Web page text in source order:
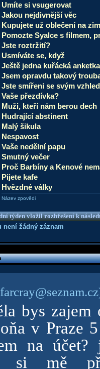
Umíte si vsugerovat
Jakou nejdivnější věc
Kupujete už oblečení na
Pomozte Syalce s filmem,
Jste roztržití?
Usmíváte se, když
Ještě jedna kuřácká
Jsem opravdu takový
Jste smířeni se svým
Vaše přezdívka?
Muži, kteří nám berou dech
Hudrající abstinent
Malý šikula
Nespavost
Vaše nedělní papu
Smutný večer
Proč Barbíny a Kenové
Pijete kafe
Hvězdné války
Název zpovědi
týden vložil rozhřešení k
není žádný záznam
bys
v Praze
na
si mě